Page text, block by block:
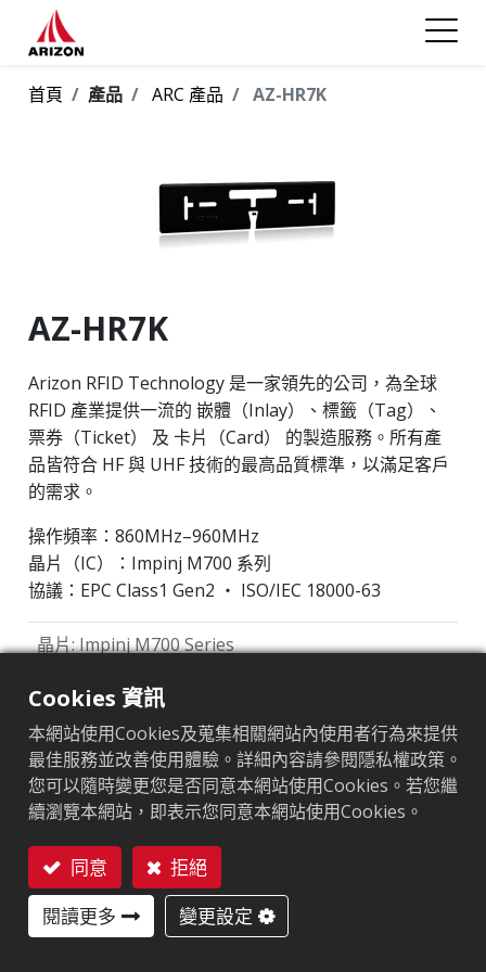
首頁 產品 ARC 產品 AZ-HR7K
AZ-HR7K
Arizon RFID Technology 是一家領先的公司，為全球
RFID 產業提供一流的 嵌體（Inlay）、標籤（Tag）、
票券（Ticket） 及 卡片（Card） 的製造服務。所有產
品皆符合 HF 與 UHF 技術的最高品質標準，以滿足客戶
的需求。
操作頻率：860MHz–960MHz
晶片（IC）：Impinj M700 系列
協議：EPC Class1 Gen2 ‧ ISO/IEC 18000-63
ARC認證
F H L O
W5 W6 Y2
晶片:Impinj M700 Series
天線尺寸（mm）
EPC記憶體:128 bits/96 bits
用戶記憶體:0/32 bits
Cookies 資訊
本網站使用Cookies及蒐集相關網站內使用者行為來提供
最佳服務並改善使用體驗。詳細內容請參閱隱私權政策。
您可以隨時變更您是否同意本網站使用Cookies。若您繼
續瀏覽本網站，即表示您同意本網站使用Cookies。
同意
拒絕
閱讀更多
變更設定